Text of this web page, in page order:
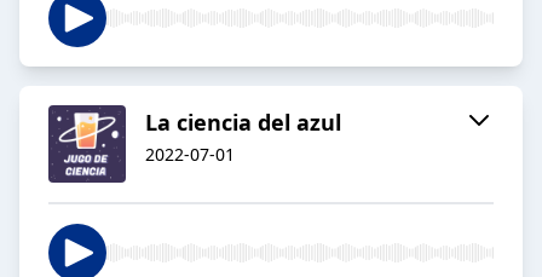
La ciencia del azul
2022-07-01